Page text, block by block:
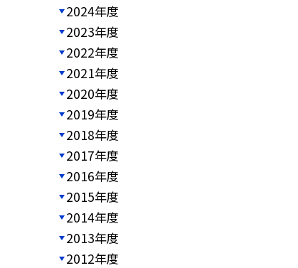
2024年度
2023年度
2022年度
2021年度
2020年度
2019年度
2018年度
2017年度
2016年度
2015年度
2014年度
2013年度
2012年度